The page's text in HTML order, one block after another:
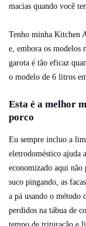
macias quando você
Tenho minha Kitchen
e, embora os modelos
garota é tão eficaz
o modelo de 6 litros
Esta é a melhor
porco
Eu sempre incluo a
eletrodoméstico ajuda
economizado aqui não
suco pingando, as
a pá usando o método
perdidos na tábua de